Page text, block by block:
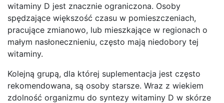
witaminy D jest znacznie ograniczona. Osoby
spędzające większość czasu w pomieszczeniach,
pracujące zmianowo, lub mieszkające w regionach o
małym nasłonecznieniu, często mają niedobory tej
witaminy.
Kolejną grupą, dla której suplementacja jest często
rekomendowana, są osoby starsze. Wraz z wiekiem
zdolność organizmu do syntezy witaminy D w skórze